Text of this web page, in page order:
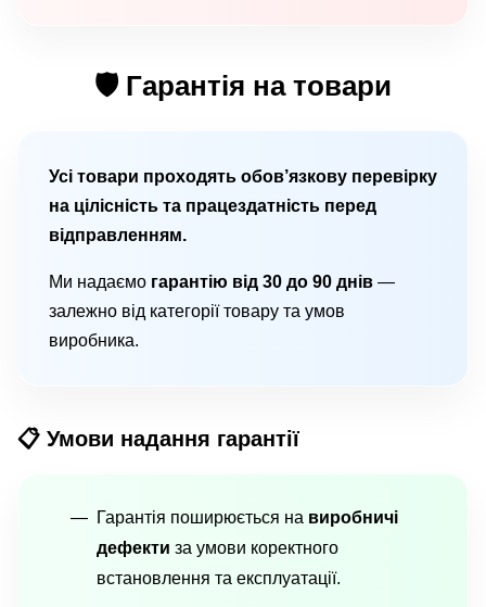
🛡 Гарантія на товари
Усі товари проходять обов’язкову перевірку
на цілісність та працездатність перед
відправленням.
Ми надаємо гарантію від 30 до 90 днів —
залежно від категорії товару та умов
виробника.
📋 Умови надання гарантії
Гарантія поширюється на виробничі
дефекти за умови коректного
встановлення та експлуатації.